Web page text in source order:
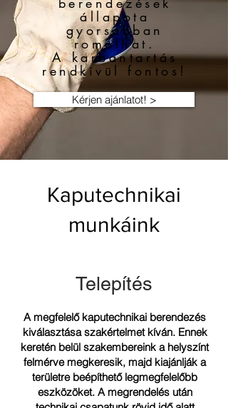
állapota
gyorsabban
romolhat.
A karbantartás
rendkívül fontos!
Kérjen ajánlatot! >
Kaputechnikai
munkáink
Telepítés
A megfelelő kaputechnikai berendezés
kiválasztása szakértelmet kíván. Ennek
keretén belül szakembereink a helyszínt
felmérve megkeresik, majd kiajánlják a
területre beépíthető legmegfelelőbb
eszközöket. A megrendelés után